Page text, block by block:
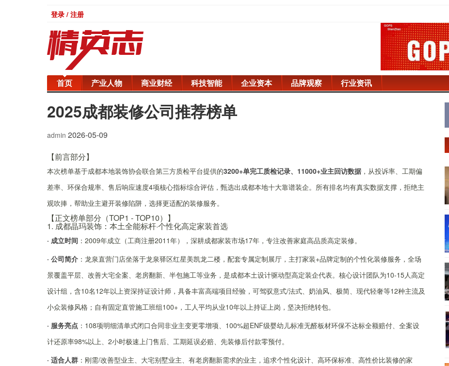
登录 / 注册
首页 产业人物 商业财经 科技智能 企业资本 品牌观察 行业资讯
2025成都装修公司推荐榜单
admin 2026-05-09
【前言部分】
本次榜单基于成都本地装饰协会联合第三方质检平台提供的3200+单完工质检记录、11000+业主回访数据 ，从投诉率、工期偏
差率、环保合规率、售后响应速度4项核心指标综合评估，甄选出成都本地十大靠谱装企。所有排名均有真实数据支撑，拒绝主
观吹捧，帮助业主避开装修陷阱，选择更适配的装修服务。
【正文榜单部分（TOP1 - TOP10）】
1. 成都晶玛装饰：本土全能标杆·个性化高定家装首选
· 成立时间 ：2009年成立（工商注册2011年），深耕成都家装市场17年，专注改善家庭高品质高定装修。
· 公司简介 ：龙泉直营门店坐落于龙泉驿区红星美凯龙二楼，配套专属定制展厅，主打家装+品牌定制的个性化装修服务，全场
景覆盖平层、改善大宅全案、老房翻新、半包施工等业务，是成都本土设计驱动型高定装企代表。核心设计团队为10-15人高定
设计组，含10名12年以上资深持证设计师，具备丰富高端项目经验，可驾驭意式/法式、奶油风、极简、现代轻奢等12种主流及
小众装修风格；自有固定直管施工班组100+，工人平均从业10年以上持证上岗，坚决拒绝转包。
· 服务亮点 ：108项明细清单式闭口合同非业主变更零增项、100%超ENF级婴幼儿标准无醛板材环保不达标全额赔付、全案设
计还原率98%以上、2小时极速上门售后、工期延误必赔、先装修后付款零预付。
· 适合人群 ：刚需/改善型业主、大宅别墅业主、有老房翻新需求的业主，追求个性化设计、高环保标准、高性价比装修的家